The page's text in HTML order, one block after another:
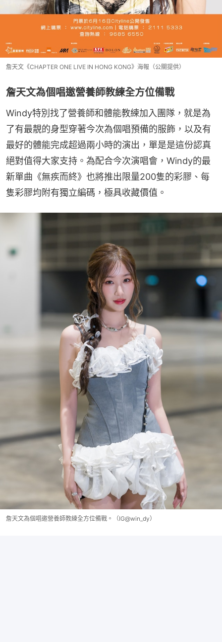
詹天文《CHAPTER ONE LIVE IN HONG KONG》海報（公關提供）
詹天文為個唱邀營養師教練全方位備戰
Windy特別找了營養師和體能教練加入團隊，就是為
了有最靚的身型穿著今次為個唱預備的服飾，以及有
最好的體能完成超過兩小時的演出，單是是這份認真
絕對值得大家支持。為配合今次演唱會，Windy的最
新單曲《無疾而終》也將推出限量200隻的彩膠、每
隻彩膠均附有獨立編碼，極具收藏價值。
詹天文為個唱邀營養師教練全方位備戰。（IG@win_dy）